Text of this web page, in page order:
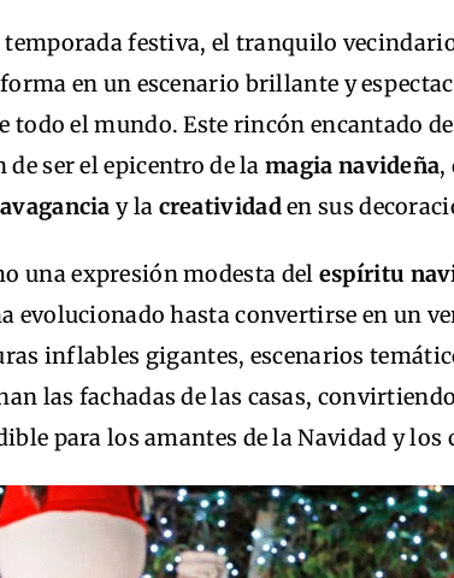
temporada festiva, el tranquilo
en un escenario brillante y
todo el mundo. Este rincón encantado
de ser el epicentro de lamagia navideña,
y la creatividaden sus
una expresión modesta del espíritu
evolucionado hasta convertirse en un
inflables gigantes, escenarios
las fachadas de las casas,
para los amantes de la Navidad y los